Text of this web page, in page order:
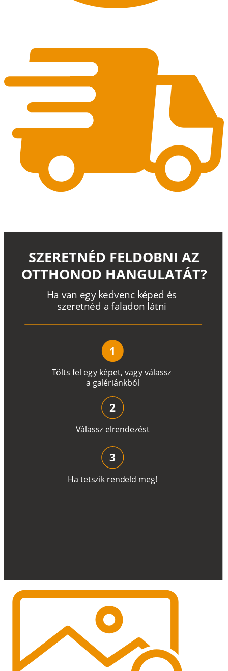
Tölts fel egy képet, vagyválassz
a galériánkból
Ha van egy kedvenc képed és
szeretnéd a faladon látni
SZERETNÉD FELDOBNI AZ
OTTHONOD HANGULATÁT?
1
Válassz elrendezést
2
Ha tetszik rendeld meg!
3